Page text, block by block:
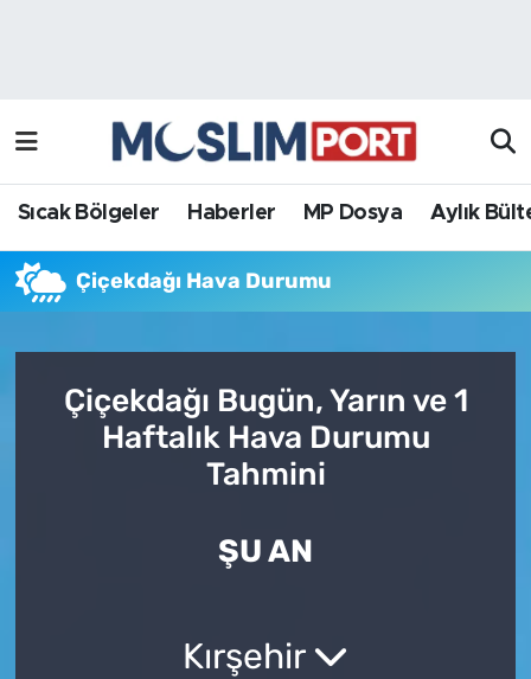
Sıcak Bölgeler Haberler MP Dosya Aylık
Çiçekdağı Hava Durumu
Çiçekdağı Bugün, Yarın ve 1
Haftalık Hava Durumu
Tahmini
ŞU AN
Kırşehir
Haberler
MP Dosya
Röportaj Haber
Aylık Bülten